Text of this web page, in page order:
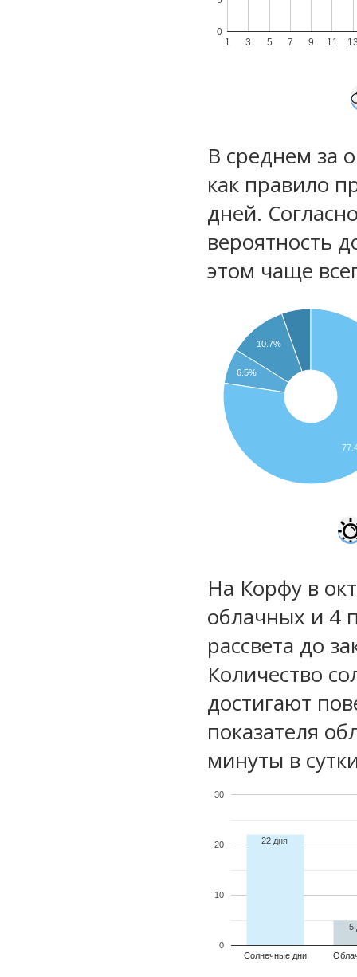
1 3 5 7 9 11
0
В среднем за
как правило
дней.
вероятность
этом чаще
10.7%
6.5%
На Корфу в
облачных и 4
рассвета до
Количество
достигают
показателя
минуты в
Солнечные дни
0
10
20
30
22 дня
5